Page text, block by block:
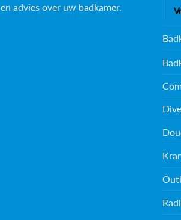
en advies over uw badkamer.